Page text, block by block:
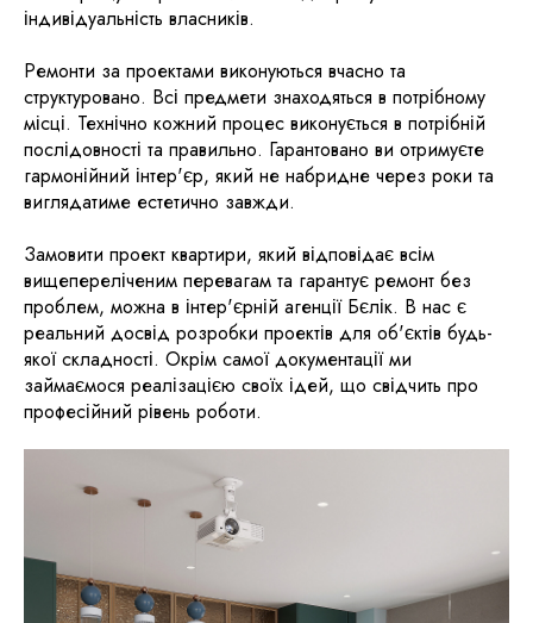
індивідуальність власників.
Ремонти за проектами виконуються вчасно та
структуровано. Всі предмети знаходяться в потрібному
місці. Технічно кожний процес виконується в потрібній
послідовності та правильно. Гарантовано ви отримуєте
гармонійний інтер'єр, який не набридне через роки та
виглядатиме естетично завжди.
Замовити проект квартири, який відповідає всім
вищепереліченим перевагам та гарантує ремонт без
проблем, можна в інтер'єрній агенції Бєлік. В нас є
реальний досвід розробки проектів для об'єктів будь-
якої складності. Окрім самої документації ми
займаємося реалізацією своїх ідей, що свідчить про
професійний рівень роботи.